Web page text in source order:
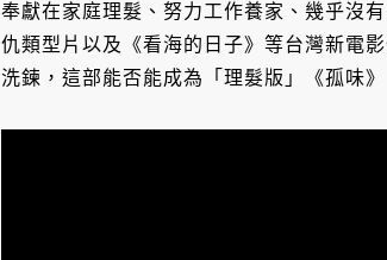
奉獻在家庭理髮、努力工作養家、幾乎沒
仇類型片以及《看海的日子》等台灣新電
洗鍊，這部能否能成為「理髮版」《孤味